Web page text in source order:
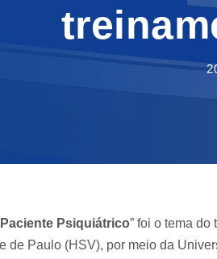
Psiquiátrico” foi o tema
de Paulo (HSV), por meio da